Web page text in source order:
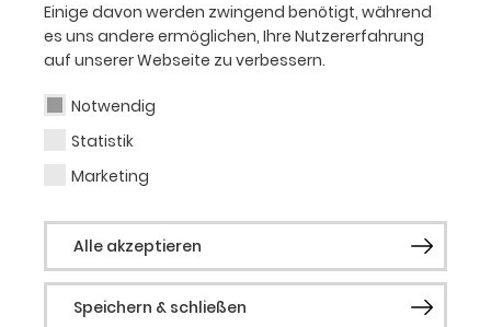
Einige davon werden zwingend benötigt, während
es uns andere ermöglichen, Ihre Nutzererfahrung
auf unserer Webseite zu verbessern.
Notwendig
Statistik
Marketing
Alle akzeptieren
Speichern & schließen
KJT
Bettina Zobel
Schauspielerin (Gast)
Mit fünf Jahren sah ich im Theater Am
Goetheplatz in Bremen
Klaus Klettermaus
und die Tiere im Hacke Backe Wald, mein
Vater ging mit mir dahin und da wusste